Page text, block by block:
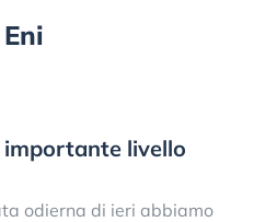
importante livello
odierna di ieri abbiamo